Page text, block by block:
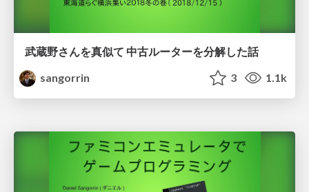
武蔵野さんを真似て 中古ルーターを分解した話
sangorrin
3 1.1k